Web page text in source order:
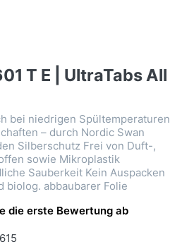
T E | UltraTabs All
bei niedrigen Spültemperaturen
– durch Nordic Swan
Silberschutz Frei von Duft-,
sowie Mikroplastik
Sauberkeit Kein Auspacken
biolog. abbaubarer Folie
die erste Bewertung ab